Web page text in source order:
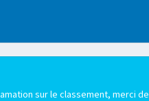
sur le classement, merci de